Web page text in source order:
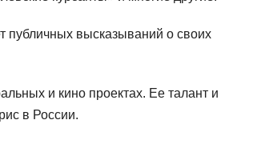
публичных высказываний о своих
и кино проектах. Ее талант и
в России.